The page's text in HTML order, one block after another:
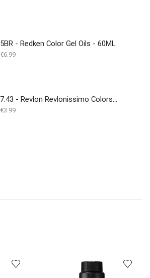
5BR - Redken Color Gel Oils - 60ML
€6.99
7.43 - Revlon Revlonissimo Colorsmetique 60 ml
€3.99